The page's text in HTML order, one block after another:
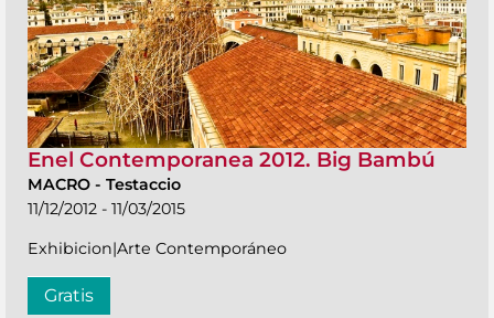
Enel Contemporanea 2012. Big Bambú
MACRO - Testaccio
11/12/2012 - 11/03/2015
Exhibicion|Arte Contemporáneo
Gratis